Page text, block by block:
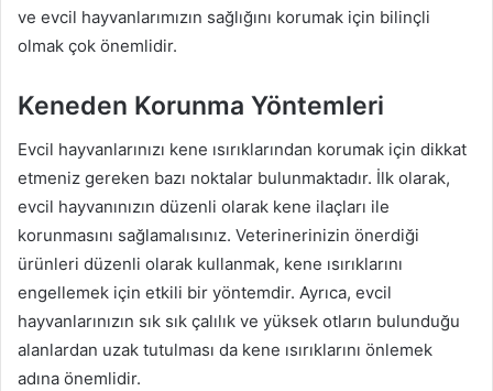
ve evcil hayvanlarımızın sağlığını korumak için bilinçli
olmak çok önemlidir.
Keneden Korunma Yöntemleri
Evcil hayvanlarınızı kene ısırıklarından korumak için dikkat
etmeniz gereken bazı noktalar bulunmaktadır. İlk olarak,
evcil hayvanınızın düzenli olarak kene ilaçları ile
korunmasını sağlamalısınız. Veterinerinizin önerdiği
ürünleri düzenli olarak kullanmak, kene ısırıklarını
engellemek için etkili bir yöntemdir. Ayrıca, evcil
hayvanlarınızın sık sık çalılık ve yüksek otların bulunduğu
alanlardan uzak tutulması da kene ısırıklarını önlemek
adına önemlidir.